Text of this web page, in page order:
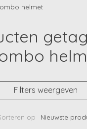
helmet
Filters weergeven
op Nieuwste